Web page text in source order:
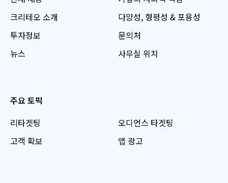
크리테오 소개
투자정보
뉴스
다양성, 형평성 & 포용성
문의처
사무실 위치
주요 토픽
리타겟팅
고객 확보
오디언스 타겟팅
앱 광고